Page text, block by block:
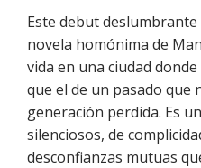
Este debut deslumbrante
novela homónima de
vida en una ciudad
que el de un pasado que
generación perdida. Es
silenciosos, de
desconfianzas mutuas